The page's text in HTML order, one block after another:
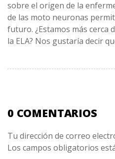
sobre el origen de la
de las moto neuronas
futuro. ¿Estamos más cerca
la ELA? Nos gustaría decir
0 COMENTARIOS
Tu dirección de correo
Los campos obligatorios